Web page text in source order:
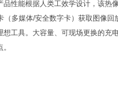
性能根据人类工效学设计，该
多媒体/安全数字卡）获取图像
工具。大容量、可现场更换的